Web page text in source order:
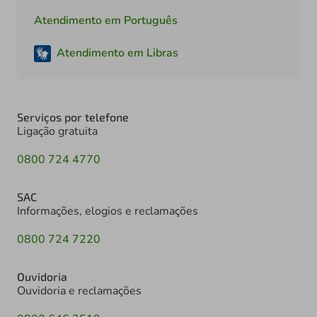
Atendimento em Português
Atendimento em Libras
Serviços por telefone
Ligação gratuita
0800 724 4770
SAC
Informações, elogios e reclamações
0800 724 7220
Ouvidoria
Ouvidoria e reclamações